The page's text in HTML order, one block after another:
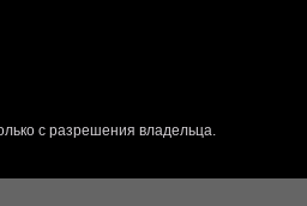
с разрешения владельца.